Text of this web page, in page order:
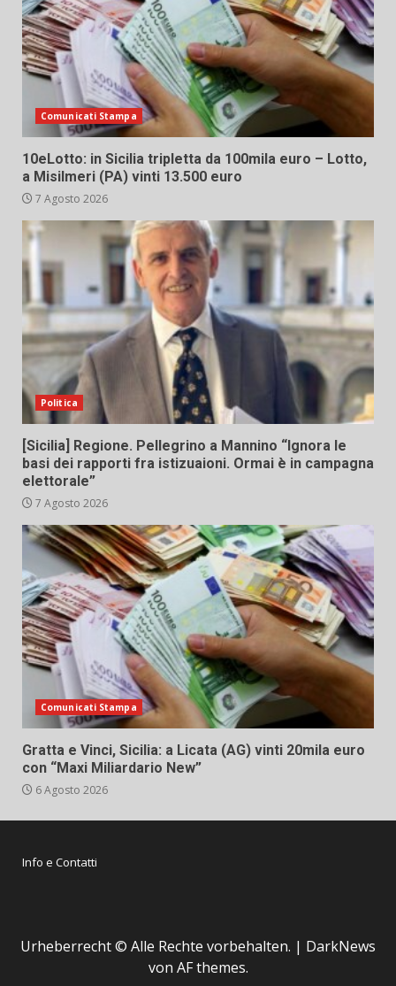
Comunicati Stampa
10eLotto: in Sicilia tripletta da 100mila euro – Lotto,
a Misilmeri (PA) vinti 13.500 euro
7 Agosto 2026
Politica
[Sicilia] Regione. Pellegrino a Mannino “Ignora le
basi dei rapporti fra istizuaioni. Ormai è in campagna
elettorale”
7 Agosto 2026
Comunicati Stampa
Gratta e Vinci, Sicilia: a Licata (AG) vinti 20mila euro
con “Maxi Miliardario New”
6 Agosto 2026
Info e Contatti
Urheberrecht © Alle Rechte vorbehalten. | DarkNews
von AF themes.